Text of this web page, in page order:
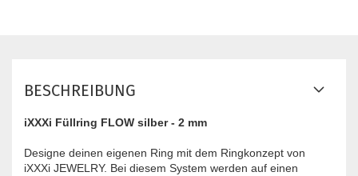
BESCHREIBUNG
iXXXi Füllring FLOW silber - 2 mm
Designe deinen eigenen Ring mit dem Ringkonzept von
iXXXi JEWELRY. Bei diesem System werden auf einen